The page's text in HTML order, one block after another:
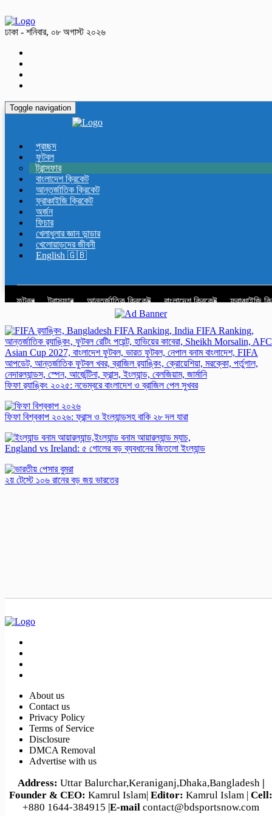
ঢাকা - শনিবার, ০৮ অগাস্ট ২০২৬
Toggle navigation
প্রচ্ছদ
ফুটবল
ট্রান্সফার
বাংলাদেশ ক্রিকেট
আন্তর্জাতিক ক্রিকেট
ফ্রাঞ্চাইজি ক্রিকেট
অর্জন
ফিচার
খেলাধুলার জ্ঞান ভান্ডার
খেলোয়াড়দের জীবনী
English 🇬🇧
ফুটবল ট্রান্সফার আন্তর্জাতিক ক্রিকেট বাংলাদেশ ক্রিকেট ফ্রাঞ্চাইজি
ফিফা র‍্যাঙ্কিং ২০২৫: নভেম্বরে বাংলাদেশ ও ব্রাজিল পেল সুখবর
ফিফা বিশ্ব‌কাপ ২০২৬: ফ্রান্স ও ইংল্যান্ডসহ বাকি ২৮ দল যারা
England vs Ireland: ৫ গোলের বড় ব্যবধানের জিতলো ইংল্যান্ড
২য় টেস্টে ১০৬ রানের বড় জয় ভারতের
About us
Contact us
Privacy Policy
Terms of Service
Disclosure
DMCA Removal
Advertise with us
Address: Uttar Balurchar,Keraniganj,Dhaka,Bangladesh |
Founder & CEO: Kamrul Islam| Editor: Kamrul Islam | Cell:
+880 1644-384915 |E-mail contact@bdsportsnow.com